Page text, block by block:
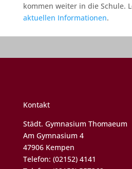
kommen weiter in die Schule.
aktuellen Informationen.
Kontakt
Städt. Gymnasium Thomaeum
Am Gymnasium 4
47906 Kempen
Telefon: (02152) 4141